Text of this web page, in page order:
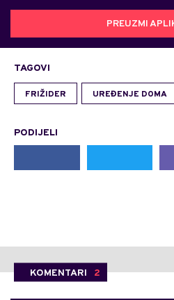
PREUZMI
TAGOVI
FRIŽIDER UREĐENJE DOMA
PODIJELI
KOMENTARI 2